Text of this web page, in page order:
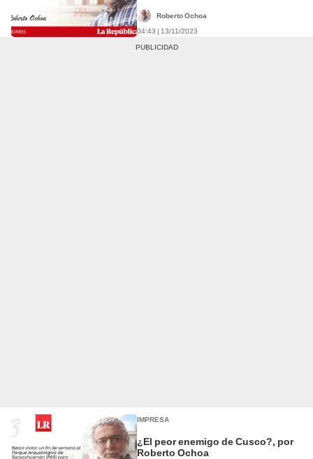
Roberto Ochoa
04:43 | 13/11/2023
IMPRESA
¿El peor enemigo de Cusco?, por
Roberto Ochoa